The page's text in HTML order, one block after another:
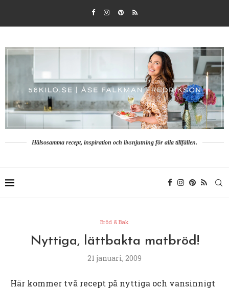
Hälsosamma recept, inspiration och livsnjutning för alla tillfällen.
Bröd & Bak
Nyttiga, lättbakta matbröd!
21 januari, 2009
Här kommer två recept på nyttiga och vansinnigt